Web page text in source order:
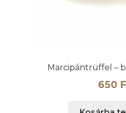
Marcipántrüffel –
650